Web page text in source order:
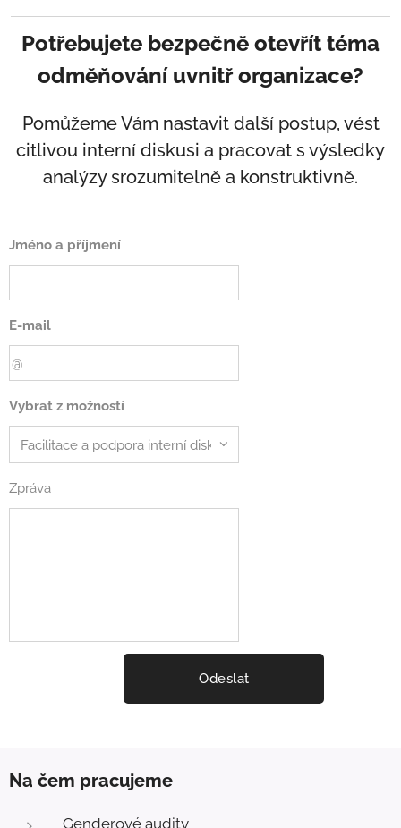
výstupy, které zpracoval jiný dodavatel nebo
interní tým organizace.
Potřebujete bezpečně otevřít téma
odměňování uvnitř organizace?
Pomůžeme Vám nastavit další postup, vést
citlivou interní diskusi a pracovat s výsledky
analýzy srozumitelně a konstruktivně.
Jméno a příjmení
E-mail
Vybrat z možností
Zpráva
Odeslat
Na čem pracujeme
Genderové audity